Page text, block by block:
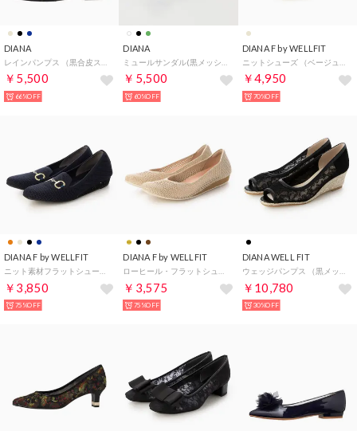
DIANA
￥5,500
66%OFF
DIANA
￥5,500
60%OFF
DIANA F by WELLFIT
￥4,950
70%OFF
DIANA F by WELLFIT
￥3,850
75%OFF
DIANA F by WELLFIT
￥3,575
75%OFF
DIANA WELL FIT
￥10,780
30%OFF